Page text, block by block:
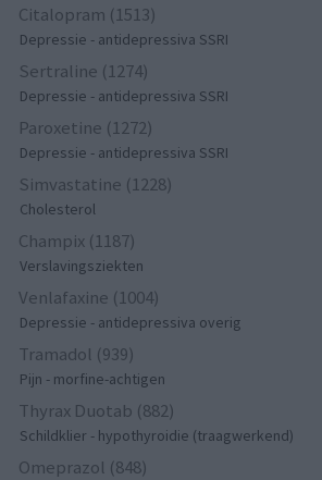
Citalopram (1513)
Depressie - antidepressiva SSRI
Sertraline (1274)
Depressie - antidepressiva SSRI
Paroxetine (1272)
Depressie - antidepressiva SSRI
Simvastatine (1228)
Cholesterol
Champix (1187)
Verslavingsziekten
Venlafaxine (1004)
Depressie - antidepressiva overig
Tramadol (939)
Pijn - morfine-achtigen
Thyrax Duotab (882)
Schildklier - hypothyroidie (traagwerkend)
Omeprazol (848)